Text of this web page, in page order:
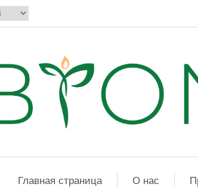
Главная страница О нас